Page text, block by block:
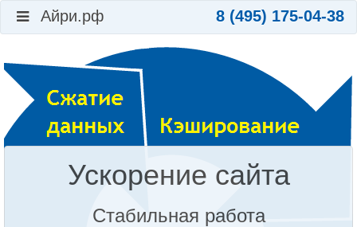
Айри.рф 8 (495) 175-04-38
Ускорение сайта
Стабильная работа